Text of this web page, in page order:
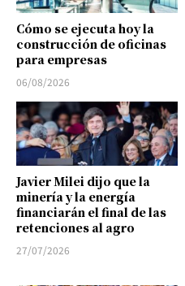
Cómo se ejecuta hoy la
construcción de oficinas
para empresas
06/08/2026
Javier Milei dijo que la
minería y la energía
financiarán el final de las
retenciones al agro
27/07/2026